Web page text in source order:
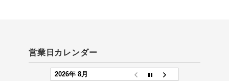
営業日カレンダー
2026年 8月